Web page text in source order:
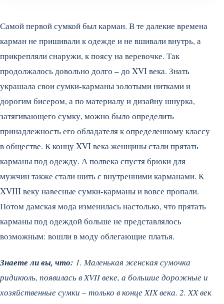
Самой первой сумкой был карман. В те далекие времена
карман не пришивали к одежде и не вшивали внутрь, а
прикрепляли снаружи, к поясу на веревочке. Так
продолжалось довольно долго – до XVI века. Знать
украшала свои сумки-карманы золотыми нитками и
дорогим бисером, а по материалу и дизайну шнурка,
затягивающего сумку, можно было определить
принадлежность его обладателя к определенному классу
в обществе. К концу XVI века женщины стали прятать
карманы под одежду. А полвека спустя брюки для
мужчин также стали шить с внутренними карманами. К
XVIII веку навесные сумки-карманы и вовсе пропали.
Потом дамская мода изменилась настолько, что прятать
карманы под одеждой больше не представлялось
возможным: вошли в моду облегающие платья.
Знаете ли вы, что: 1. Маленькая женская сумочка
ридикюль, появилась в XVII веке, а большие дорожные и
хозяйственные сумки – только в конце XIX века. 2. XX век